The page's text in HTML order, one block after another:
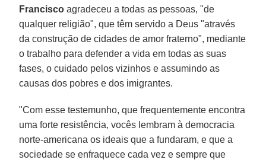
Francisco agradeceu a todas as pessoas, "de
qualquer religião", que têm servido a Deus "através
da construção de cidades de amor fraterno", mediante
o trabalho para defender a vida em todas as suas
fases, o cuidado pelos vizinhos e assumindo as
causas dos pobres e dos imigrantes.
"Com esse testemunho, que frequentemente encontra
uma forte resistência, vocês lembram à democracia
norte-americana os ideais que a fundaram, e que a
sociedade se enfraquece cada vez e sempre que